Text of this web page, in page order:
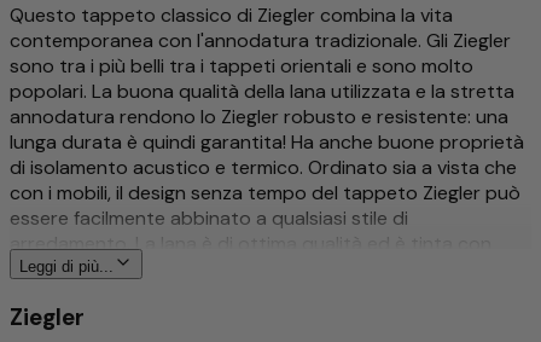
Questo tappeto classico di Ziegler combina la vita
contemporanea con l'annodatura tradizionale. Gli Ziegler
sono tra i più belli tra i tappeti orientali e sono molto
popolari. La buona qualità della lana utilizzata e la stretta
annodatura rendono lo Ziegler robusto e resistente: una
lunga durata è quindi garantita! Ha anche buone proprietà
di isolamento acustico e termico. Ordinato sia a vista che
con i mobili, il design senza tempo del tappeto Ziegler può
essere facilmente abbinato a qualsiasi stile di
arredamento. La lana è di ottima qualità ed è tinta con
coloranti naturali vegetali. Il design stesso del tappeto
ancora oggi moderno.
Leggi di più...
Ziegler